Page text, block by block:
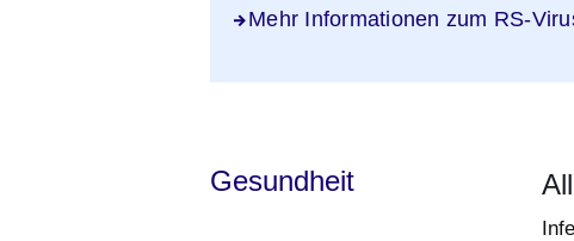
Mehr Informationen zum RS-
Gesundheit